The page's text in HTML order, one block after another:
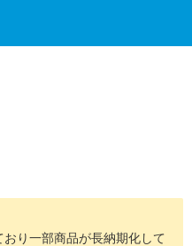
、4、5、6、8、10、12、
0.7、0.8、1.0、1.25、1.5、
り一部商品が長納期化して